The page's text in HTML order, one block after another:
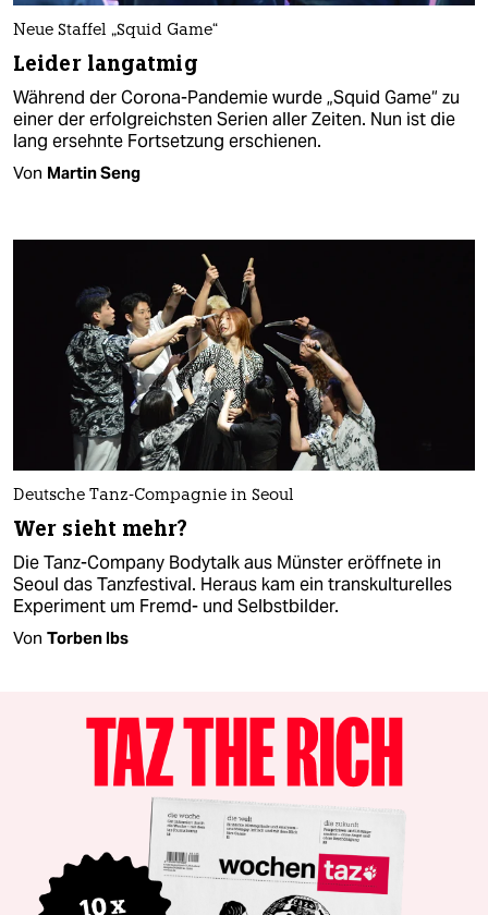
Neue Staffel „Squid Game“
Leider langatmig
Während der Corona-Pandemie wurde „Squid Game“ zu
einer der erfolgreichsten Serien aller Zeiten. Nun ist die
lang ersehnte Fortsetzung erschienen.
Von Martin Seng
Deutsche Tanz-Compagnie in Seoul
Wer sieht mehr?
Die Tanz-Company Bodytalk aus Münster eröffnete in
Seoul das Tanzfestival. Heraus kam ein transkulturelles
Experiment um Fremd- und Selbstbilder.
Von Torben Ibs